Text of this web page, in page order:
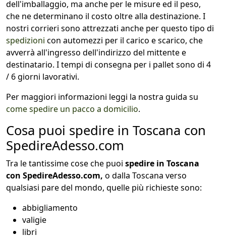
dell'imballaggio, ma anche per le misure ed il peso,
che ne determinano il costo oltre alla destinazione. I
nostri corrieri sono attrezzati anche per questo tipo di
spedizioni con automezzi per il carico e scarico, che
avverrà all'ingresso dell'indirizzo del mittente e
destinatario. I tempi di consegna per i pallet sono di 4
/ 6 giorni lavorativi.
Per maggiori informazioni leggi la nostra guida su
come spedire un pacco a domicilio.
Cosa puoi spedire in Toscana con
SpedireAdesso.com
Tra le tantissime cose che puoi spedire in Toscana
con SpedireAdesso.com, o dalla Toscana verso
qualsiasi pare del mondo, quelle più richieste sono:
abbigliamento
valigie
libri